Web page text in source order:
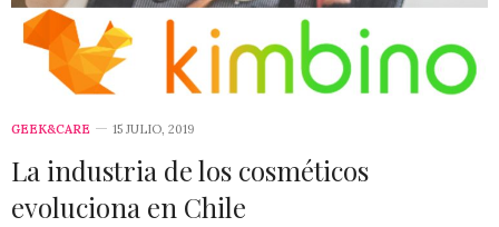
GEEK&CARE 15 JULIO, 2019
La industria de los cosméticos
evoluciona en Chile